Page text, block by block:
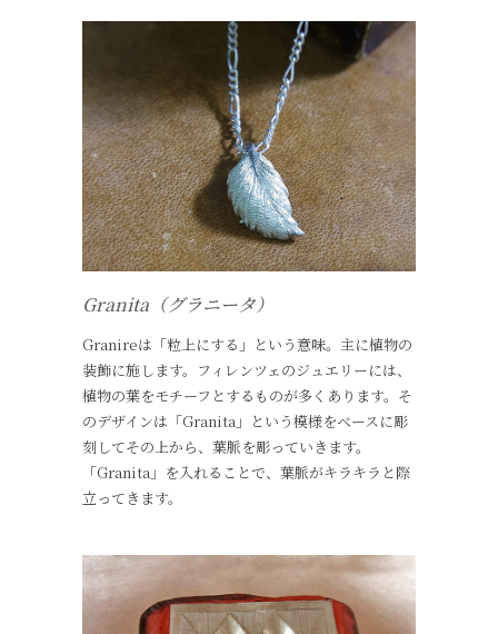
Granita（グラニータ）
Granireは「粒上にする」という意味。主に植物の
装飾に施します。フィレンツェのジュエリーには、
植物の葉をモチーフとするものが多くあります。そ
のデザインは「Granita」という模様をベースに彫
刻してその上から、葉脈を彫っていきます。
「Granita」を入れることで、葉脈がキラキラと際
立ってきます。